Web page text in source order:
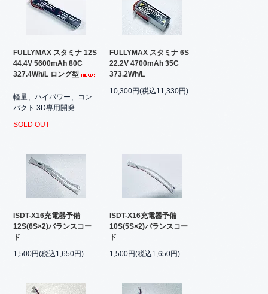
FULLYMAX スタミナ 12S
44.4V 5600mAh 80C
327.4Wh/L ロング型
軽量、ハイパワー、コン
パクト 3D専用開発
SOLD OUT
FULLYMAX スタミナ 6S
22.2V 4700mAh 35C
373.2Wh/L
10,300円(税込11,330円)
ISDT-X16充電器予備
12S(6S×2)バランスコー
ド
1,500円(税込1,650円)
ISDT-X16充電器予備
10S(5S×2)バランスコー
ド
1,500円(税込1,650円)